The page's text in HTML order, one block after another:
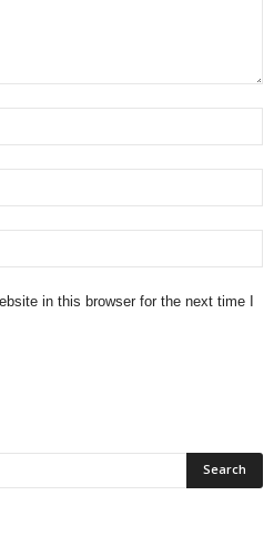
in this browser for the next time I